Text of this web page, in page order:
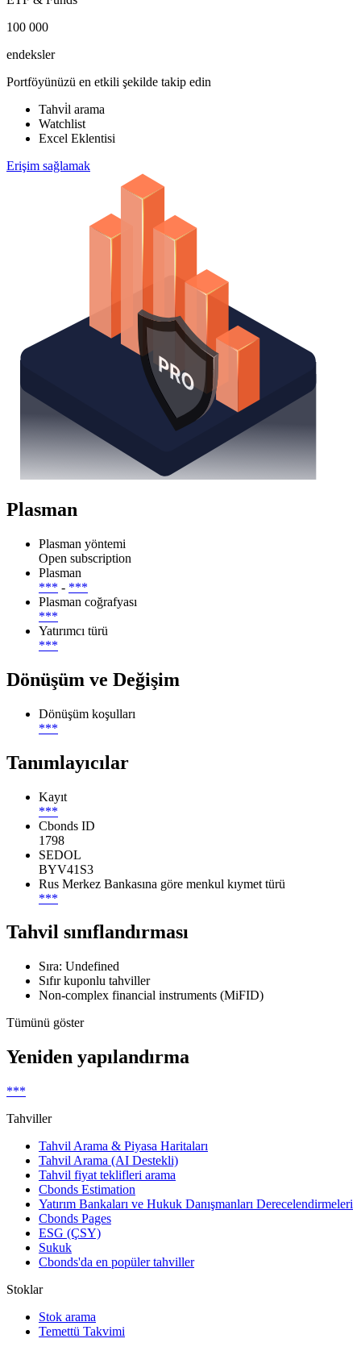
100 000
endeksler
Portföyünüzü en etkili şekilde takip edin
Tahvi̇l arama
Watchlist
Excel Eklentisi
Erişim sağlamak
Plasman
Plasman yöntemi
Open subscription
Plasman
*** - ***
Plasman coğrafyası
***
Yatırımcı türü
***
Dönüşüm ve Değişim
Dönüşüm koşulları
***
Tanımlayıcılar
Kayıt
***
Cbonds ID
1798
SEDOL
BYV41S3
Rus Merkez Bankasına göre menkul kıymet türü
***
Tahvil sınıflandırması
Sıra: Undefined
Sıfır kuponlu tahviller
Non-complex financial instruments (MiFID)
Tümünü göster
Yeniden yapılandırma
***
Tahviller
Tahvil Arama & Piyasa Haritaları
Tahvil Arama (AI Destekli)
Tahvil fiyat teklifleri arama
Cbonds Estimation
Yatırım Bankaları ve Hukuk Danışmanları Derecelendirmeleri
Cbonds Pages
ESG (ÇSY)
Sukuk
Cbonds'da en popüler tahviller
Stoklar
Stok arama
Temettü Takvimi